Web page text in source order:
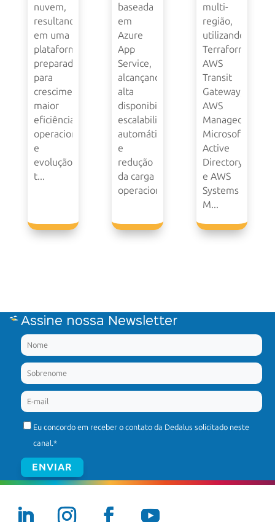
nuvem,
resultando
em uma
plataforma
preparada
para
crescimento,
maior
eficiência
operacional
e
evolução
t...
baseada
em
Azure
App
Service,
alcançando
alta
disponibilidade,
escalabilidade
automática
e
redução
da carga
operacional.
multi-
região,
utilizando
Terraform,
AWS
Transit
Gateway,
AWS
Managed
Microsoft
Active
Directory
e AWS
Systems
M...
Assine nossa Newsletter
Eu concordo em receber o contato da Dedalus solicitado neste
canal.*